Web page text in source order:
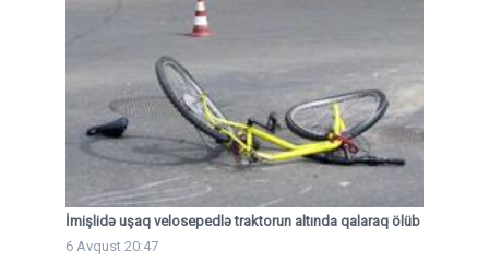
İmişlidə uşaq velosepedlə traktorun altında qalaraq ölüb
6 Avqust 20:47